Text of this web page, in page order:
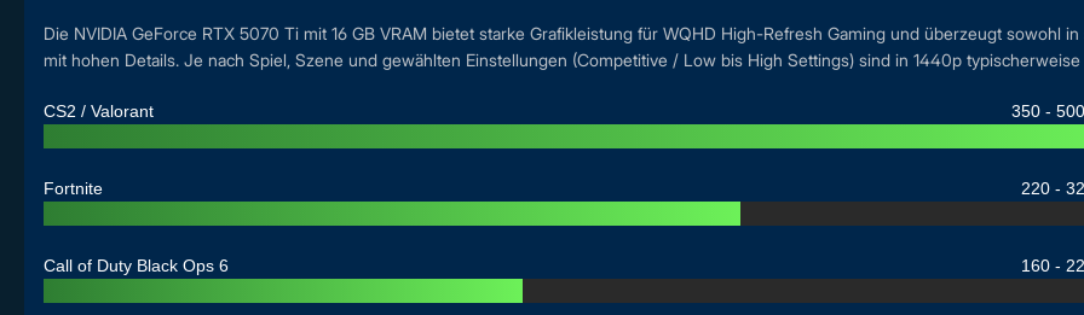
Die NVIDIA GeForce RTX 5070 Ti mit 16 GB VRAM bietet starke Grafikleistung für WQHD High-Refresh Gaming und überzeugt sowohl
mit hohen Details. Je nach Spiel, Szene und gewählten Einstellungen (Competitive / Low bis High Settings) sind in 1440p
CS2 / Valorant 350 -
Fortnite 220 -
Call of Duty Black Ops 6 160 -